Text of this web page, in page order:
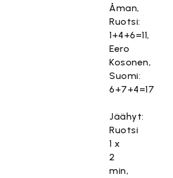
Åman,
Ruotsi:
1+4+6=11,
Eero
Kosonen,
Suomi:
6+7+4=17
Jäähyt:
Ruotsi
1 x
2
min,